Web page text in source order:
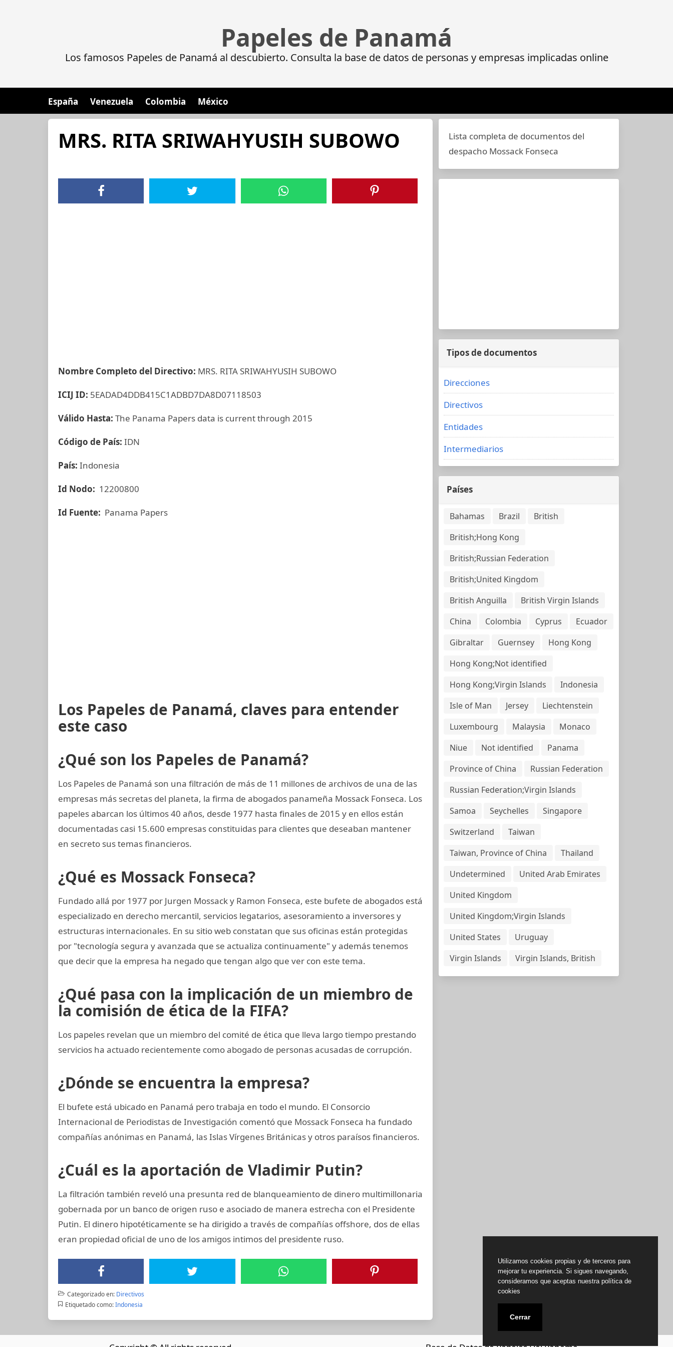
Papeles de Panamá
Los famosos Papeles de Panamá al descubierto. Consulta la base de datos de personas y empresas implicadas online
España Venezuela Colombia México
MRS. RITA SRIWAHYUSIH SUBOWO
Nombre Completo del Directivo: MRS. RITA SRIWAHYUSIH SUBOWO
ICIJ ID: 5EADAD4DDB415C1ADBD7DA8D07118503
Válido Hasta: The Panama Papers data is current through 2015
Código de País: IDN
País: Indonesia
Id Nodo: 12200800
Id Fuente: Panama Papers
Los Papeles de Panamá, claves para entender
este caso
¿Qué son los Papeles de Panamá?
Los Papeles de Panamá son una filtración de más de 11 millones de archivos de una de las
empresas más secretas del planeta, la firma de abogados panameña Mossack Fonseca. Los
papeles abarcan los últimos 40 años, desde 1977 hasta finales de 2015 y en ellos están
documentadas casi 15.600 empresas constituidas para clientes que deseaban mantener
en secreto sus temas financieros.
¿Qué es Mossack Fonseca?
Fundado allá por 1977 por Jurgen Mossack y Ramon Fonseca, este bufete de abogados está
especializado en derecho mercantil, servicios legatarios, asesoramiento a inversores y
estructuras internacionales. En su sitio web constatan que sus oficinas están protegidas
por "tecnología segura y avanzada que se actualiza continuamente" y además tenemos
que decir que la empresa ha negado que tengan algo que ver con este tema.
¿Qué pasa con la implicación de un miembro de
la comisión de ética de la FIFA?
Los papeles revelan que un miembro del comité de ética que lleva largo tiempo prestando
servicios ha actuado recientemente como abogado de personas acusadas de corrupción.
¿Dónde se encuentra la empresa?
El bufete está ubicado en Panamá pero trabaja en todo el mundo. El Consorcio
Internacional de Periodistas de Investigación comentó que Mossack Fonseca ha fundado
compañías anónimas en Panamá, las Islas Vírgenes Británicas y otros paraísos financieros.
¿Cuál es la aportación de Vladimir Putin?
La filtración también reveló una presunta red de blanqueamiento de dinero multimillonaria
gobernada por un banco de origen ruso e asociado de manera estrecha con el Presidente
Putin. El dinero hipotéticamente se ha dirigido a través de compañías offshore, dos de ellas
eran propiedad oficial de uno de los amigos intimos del presidente ruso.
Categorizado en: Directivos
Etiquetado como: Indonesia
Lista completa de documentos del
despacho Mossack Fonseca
Tipos de documentos
Direcciones
Directivos
Entidades
Intermediarios
Países
Bahamas Brazil
British
British;Hong Kong
British;Russian Federation
British;United Kingdom
British Anguilla
British Virgin Islands
China
Colombia Cyprus
Ecuador
Gibraltar
Guernsey
Hong Kong
Hong Kong;Not identified
Hong Kong;Virgin Islands
Indonesia
Isle of Man
Jersey
Liechtenstein
Luxembourg
Malaysia
Monaco
Niue
Not identified
Panama
Province of China
Russian Federation
Russian Federation;Virgin Islands
Samoa
Seychelles
Singapore
Switzerland
Taiwan
Taiwan, Province of China
Thailand
Undetermined
United Arab Emirates
United Kingdom
United Kingdom;Virgin Islands
United States
Uruguay
Virgin Islands
Virgin Islands, British
Utilizamos cookies propias y de terceros para
mejorar tu experiencia. Si sigues navegando,
consideramos que aceptas nuestra política de
cookies
Cerrar